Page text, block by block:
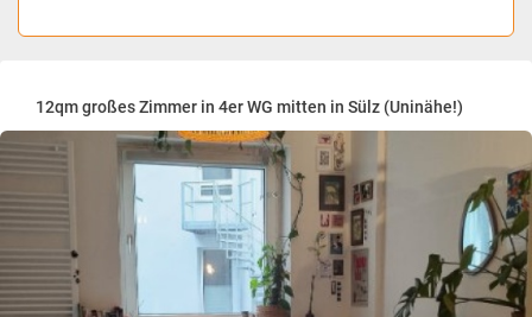
12qm großes Zimmer in 4er WG mitten in Sülz (Uninähe!)